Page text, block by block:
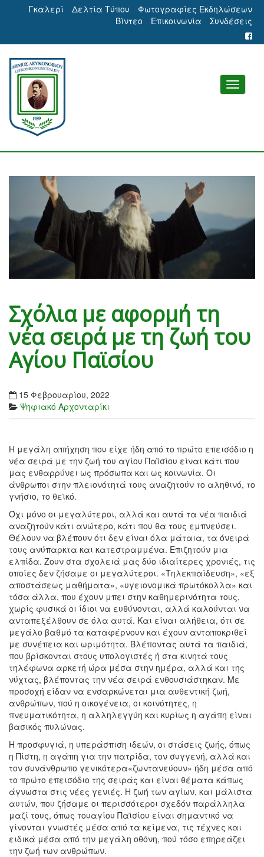
Γκαλερί Δελτία Τύπου
Φωτογραφίες Εκδηλώσεων
Βίντεο
Επικοινωνία Συνδέσεις
Σχόλια με αφορμή τη
νέα σειρά με τη ζωή του
Αγίου Παϊσίου
15 Φεβρουαρίου, 2022
Ψηφιακό Αρχονταρίκι
Η μεγάλη απήχηση που είχε ήδη από το πρώτο επεισόδιο η
νέα σειρά με την ζωή του αγίου Παϊσίου είναι κάτι που
μας ενθαρρύνει ως πρόσωπα και ως κοινωνία. Οι
άνθρωποι στην πλειονότητά τους αναζητούν το αληθινό, το
γνήσιο, το θεϊκό.
Όχι μόνο οι μεγαλύτεροι, αλλά και αυτά τα νέα παιδιά
αναζητούν κάτι ανώτερο, κάτι που θα τους εμπνεύσει.
Θέλουν να βλέπουν ότι δεν είναι όλα μάταια, τα όνειρά
τους ανύπαρκτα και κατεστραμμένα. Επιζητούν μια
ελπίδα. Ζουν στα σχολειά μας δύο ιδιαίτερες χρονιές, τις
οποίες δεν ζήσαμε οι μεγαλύτεροι. «Τηλεκπαίδευση», «εξ
αποστάσεως μαθήματα», «υγειονομικά πρωτόκολλα» και
τόσα άλλα, που έχουν μπει στην καθημερινότητα τους,
χωρίς φυσικά οι ίδιοι να ευθύνονται, αλλά καλούνται να
ανταπεξέλθουν σε όλα αυτά. Και είναι αλήθεια, ότι σε
μεγάλο βαθμό τα καταφέρνουν και έχουν ανταποκριθεί
με συνέπεια και ωριμότητα. Βλέποντας αυτά τα παιδιά,
που βρίσκονται στους υπολογιστές ή στα κινητά τους
τηλέφωνα αρκετή ώρα μέσα στην ημέρα, αλλά και της
νύχτας, βλέποντας την νέα σειρά ενθουσιάστηκαν. Με
προσοχή είδαν να ενσαρκώνεται μια αυθεντική ζωή,
ανθρώπων, πού η οικογένεια, οι κοινότητες, η
πνευματικότητα, η αλληλεγγύη και κυρίως η αγάπη είναι
βασικός πυλώνας.
Η προσφυγιά, η υπεράσπιση ιδεών, οι στάσεις ζωής, όπως
η Πίστη, η αγάπη για την πατρίδα, τον συγγενή, αλλά και
τον συνάνθρωπο γενικότερα«ζωντανεύουν» ήδη μέσα από
το πρώτο επεισόδιο της σειράς και είναι θέματα κάπως
άγνωστα στις νέες γενιές. Η ζωή των αγίων, και μάλιστα
αυτών, που ζήσαμε οι περισσότεροι σχεδόν παράλληλα
μαζί τους, όπως τουαγίου Παϊσίου είναι σημαντικό να
γίνονται γνωστές μέσα από τα κείμενα, τις τέχνες και
ειδικά μέσα από την μεγάλη οθόνη, πού τόσο επηρεάζει
την ζωή των ανθρώπων.